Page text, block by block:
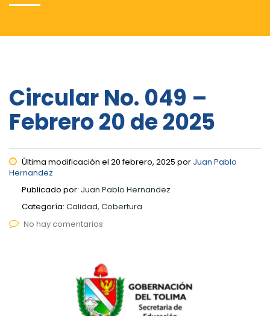
Circular No. 049 –
Febrero 20 de 2025
Última modificación el 20 febrero, 2025 por Juan Pablo
Hernandez
Publicado por: Juan Pablo Hernandez
Categoría: Calidad, Cobertura
No hay comentarios